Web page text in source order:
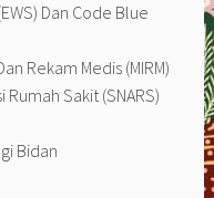
Dan Code Blue
Rekam Medis (MIRM)
Sakit (SNARS)
Bidan